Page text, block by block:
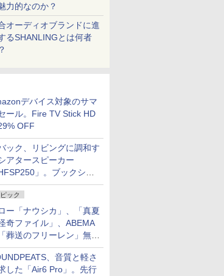
力的なのか？
オーディオブランドに進
るSHANLINGとは何者
デバイス対象のサマ
ール。Fire TV Stick HD
OFF
ック、リビングに調和す
アタースピーカー
HFSP250」。ブックシェ
はペア3万円以下
ピック
ー「ナウシカ」、「真夏
奇ファイル」、ABEMA
葬送のフリーレン」無料
など。夏の特番・配信情
、音質と軽さ
した「Air6 Pro」。先行